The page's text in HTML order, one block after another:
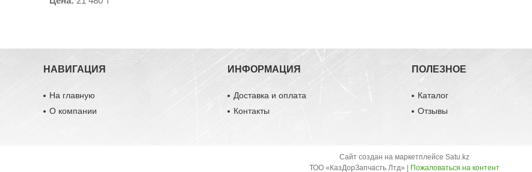
НАВИГАЦИЯ
На главную
О компании
ИНФОРМАЦИЯ
Доставка и оплата
Контакты
ПОЛЕЗНОЕ
Каталог
Отзывы
Сайт создан на маркетплейсе Satu.kz
Пожаловаться на контент